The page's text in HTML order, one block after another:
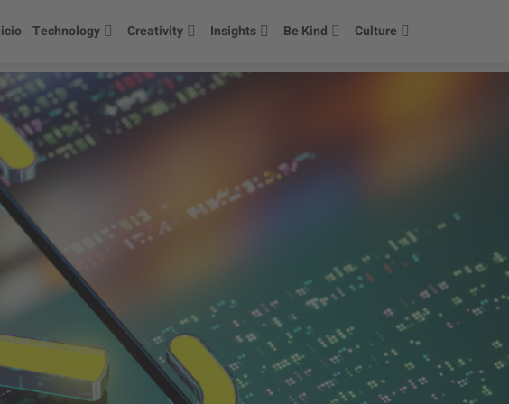
Technology Creativity Insights Be Kind Culture